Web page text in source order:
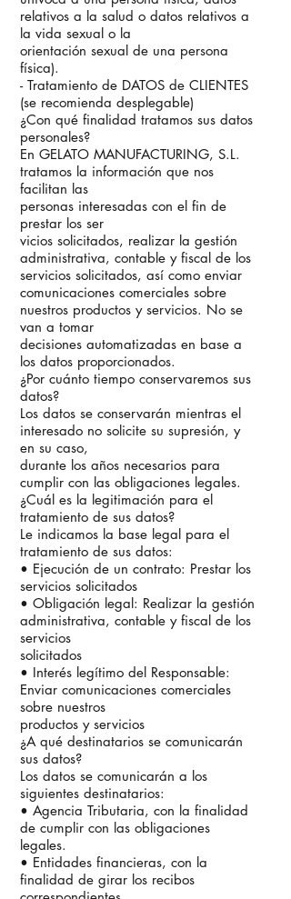
relativos a la salud o datos relativos a
la vida sexual o la
orientación sexual de una persona
física).
- Tratamiento de DATOS de CLIENTES
(se recomienda desplegable)
¿Con qué finalidad tratamos sus datos
personales?
En GELATO MANUFACTURING, S.L.
tratamos la información que nos
facilitan las
personas interesadas con el fin de
prestar los ser
vicios solicitados, realizar la gestión
administrativa, contable y fiscal de los
servicios solicitados, así como enviar
comunicaciones comerciales sobre
nuestros productos y servicios. No se
van a tomar
decisiones automatizadas en base a
los datos proporcionados.
¿Por cuánto tiempo conservaremos sus
datos?
Los datos se conservarán mientras el
interesado no solicite su supresión, y
en su caso,
durante los años necesarios para
cumplir con las obligaciones legales.
¿Cuál es la legitimación para el
tratamiento de sus datos?
Le indicamos la base legal para el
tratamiento de sus datos:
• Ejecución de un contrato: Prestar los
servicios solicitados
• Obligación legal: Realizar la gestión
administrativa, contable y fiscal de los
servicios
solicitados
• Interés legítimo del Responsable:
Enviar comunicaciones comerciales
sobre nuestros
productos y servicios
¿A qué destinatarios se comunicarán
sus datos?
Los datos se comunicarán a los
siguientes destinatarios:
• Agencia Tributaria, con la finalidad
de cumplir con las obligaciones
legales.
• Entidades financieras, con la
finalidad de girar los recibos